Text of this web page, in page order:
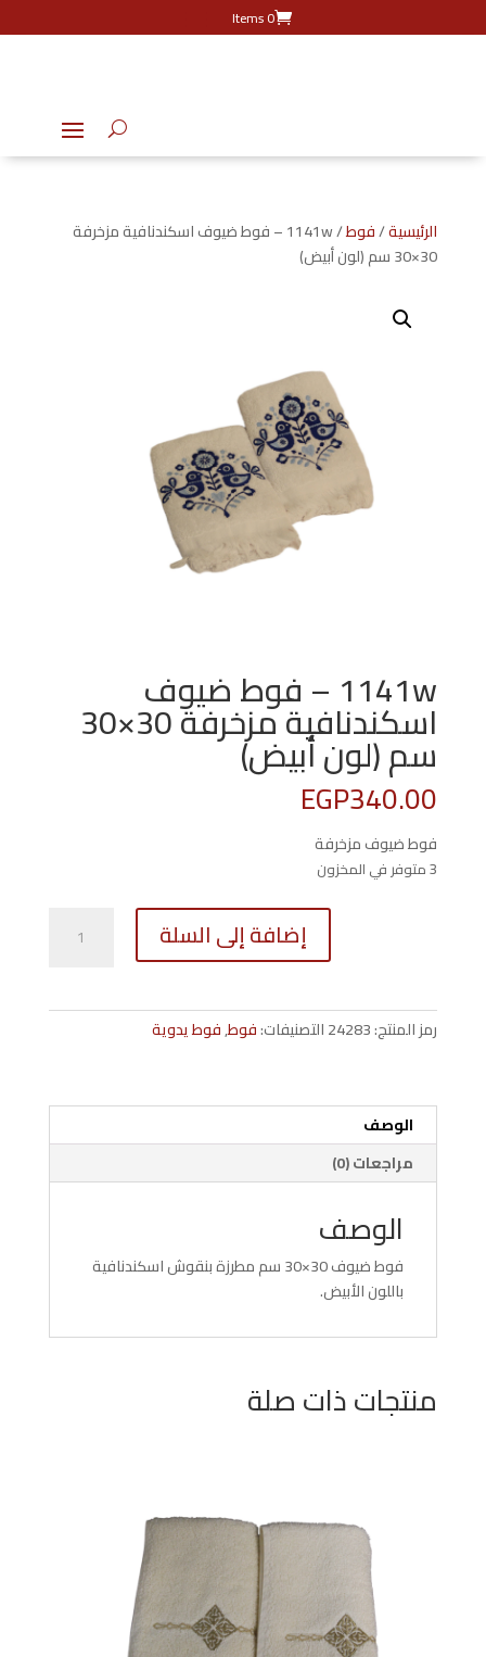
0 Items
الرئيسية/فوط
/ 1141w – فوط ضيوف اسكندنافية مزخرفة
30×30 سم (لون أبيض)
1141w – فوط ضيوف
اسكندنافية مزخرفة 30×30
سم (لون أبيض)
EGP340.00
فوط ضيوف مزخرفة
3 متوفر في المخزون
1141w
ضيوف
(لون
إضافة إلى السلة
رمز المنتج:24283التصنيفات:فوط,فوط يدوية
الوصف
مراجعات (0)
الوصف
فوط ضيوف 30×30 سم مطرزة بنقوش اسكندنافية
باللون الأبيض.
منتجات ذات صلة